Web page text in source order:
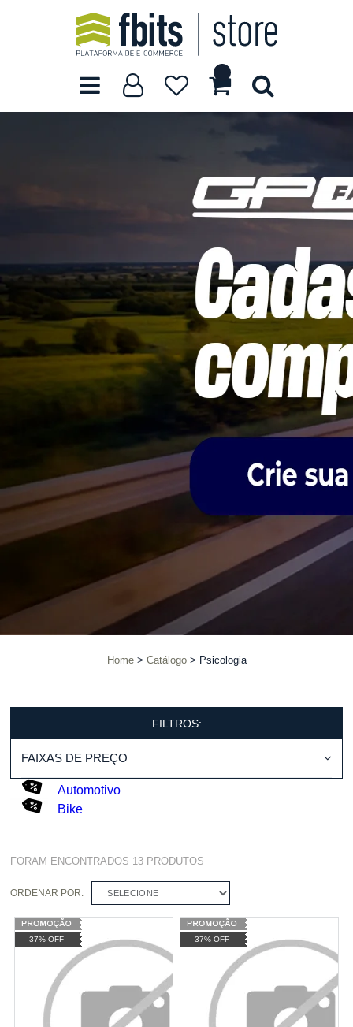
Home Catálogo Psicologia
FILTROS:
FAIXAS DE PREÇO
Automotivo
Bike
FORAM ENCONTRADOS 13 PRODUTOS
ORDENAR POR: SELECIONE
37% OFF 37% OFF